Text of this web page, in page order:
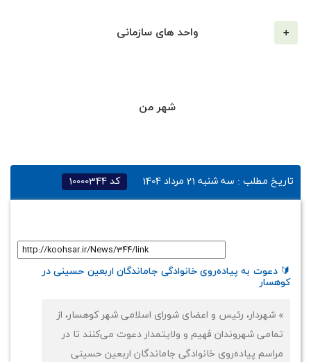
واحد های سازمانی
شهر من
تاریخ مطلب : سه شنبه 21 مرداد 1404 کد 10000344
🔰 دعوت به پیاده‌روی خانوادگی جاماندگان اربعین حسینی در
کوهسار
» شهردار، رئیس و اعضای شورای اسلامی شهر کوهسار، از
تمامی شهروندان فهیم و ولایتمدار دعوت می‌کنند تا در
مراسم پیاده‌روی خانوادگی جاماندگان اربعین حسینی